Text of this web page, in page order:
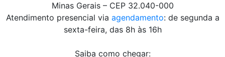
Minas Gerais – CEP 32.040-000
Atendimento presencial via agendamento: de segunda a
sexta-feira, das 8h às 16h
Saiba como chegar: